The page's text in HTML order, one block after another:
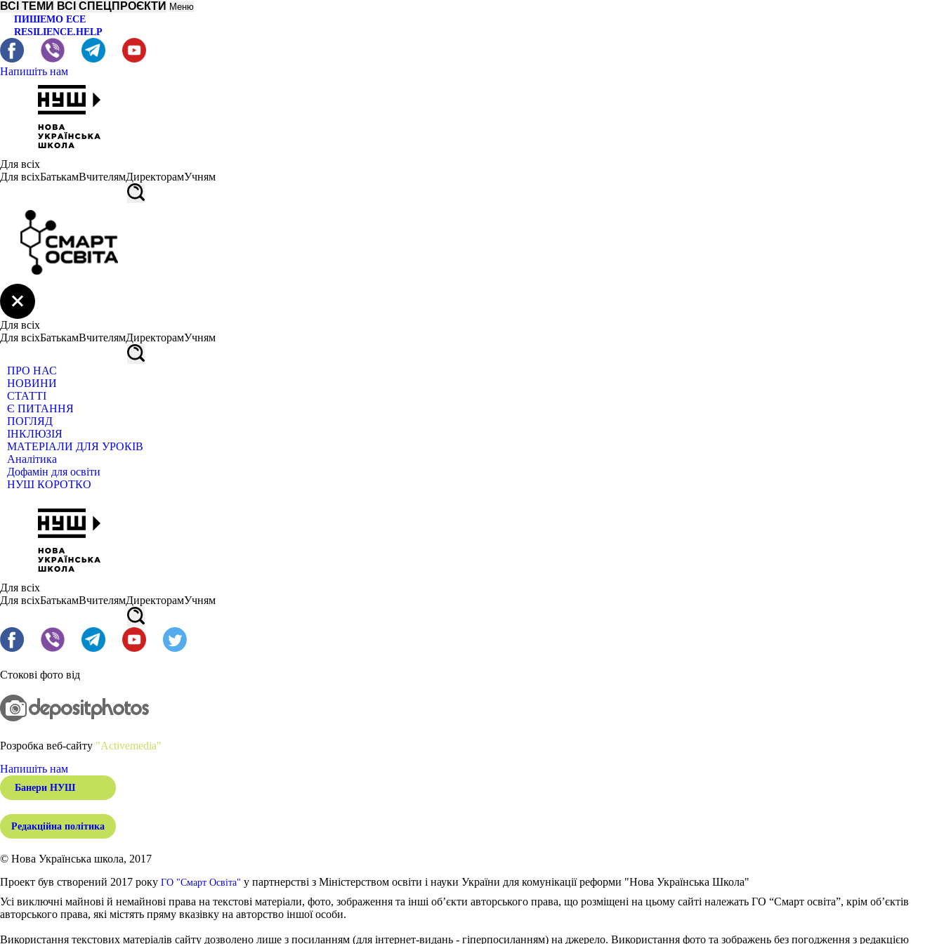
ВСІ ТЕМИ ВСІ СПЕЦПРОЄКТИ Меню
ПИШЕМО ЕСЕ
RESILIENCE.HELP
Напишіть нам
Для всіх
Для всіхБатькамВчителямДиректорамУчням
Для всіх
Для всіхБатькамВчителямДиректорамУчням
ПРО НАС
НОВИНИ
СТАТТІ
Є ПИТАННЯ
ПОГЛЯД
ІНКЛЮЗІЯ
МАТЕРІАЛИ ДЛЯ УРОКІВ
Аналітика
Дофамін для освіти
НУШ КОРОТКО
Для всіх
Для всіхБатькамВчителямДиректорамУчням
Стокові фото від
Розробка веб-сайту "Activemedia"
Напишіть нам
Банери НУШ
Редакційна політика
© Нова Українська школа, 2017
Проект був створений 2017 року ГО "Смарт Освіта" у партнерстві з Міністерством освіти і науки України для комунікації реформи "Нова Українська Школа"
Усі виключні майнові й немайнові права на текстові матеріали, фото, зображення та інші об’єкти авторського права, що розміщені на цьому сайті належать ГО “Смарт освіта”, крім об’єктів
авторського права, які містять пряму вказівку на авторство іншої особи.
Використання текстових матеріалів сайту дозволено лише з посиланням (для інтернет-видань - гіперпосиланням) на джерело. Використання фото та зображень без погодження з редакцією